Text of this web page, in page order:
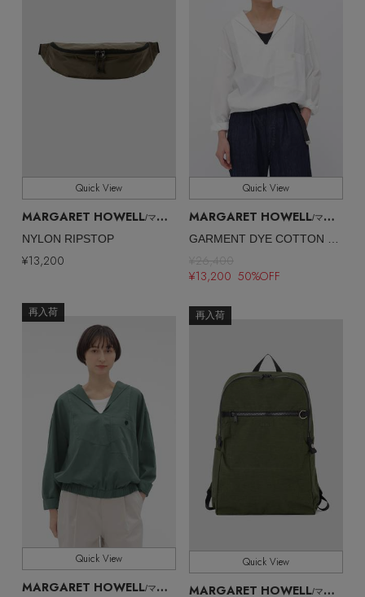
Quick View
MARGARET HOWELL/マーガレット・ハウエル
NYLON RIPSTOP
¥13,200
Quick View
MARGARET HOWELL/マーガレット・ハウエル
¥26,400
¥13,200 50%OFF
再入荷
Quick View
MARGARET HOWELL/マーガレット・ハウエル
再入荷
Quick View
MARGARET HOWELL/マーガレット・ハウエル